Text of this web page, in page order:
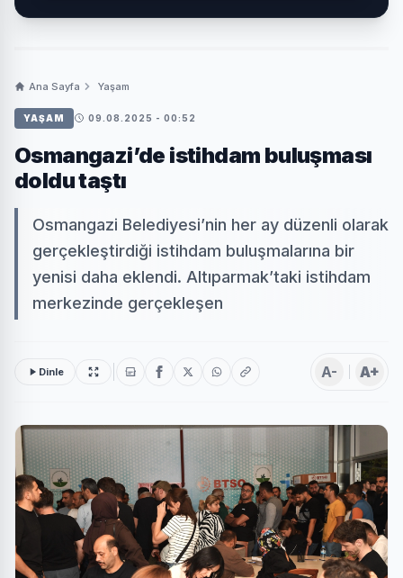
Ana Sayfa Yaşam
YAŞAM 09.08.2025 - 00:52
Osmangazi’de istihdam buluşması
doldu taştı
Osmangazi Belediyesi’nin her ay düzenli olarak
gerçekleştirdiği istihdam buluşmalarına bir
yenisi daha eklendi. Altıparmak’taki istihdam
merkezinde gerçekleşen
Dinle A- A+